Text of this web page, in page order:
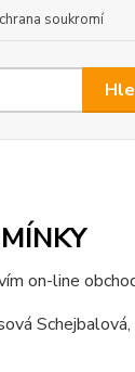
soukromí
on-line